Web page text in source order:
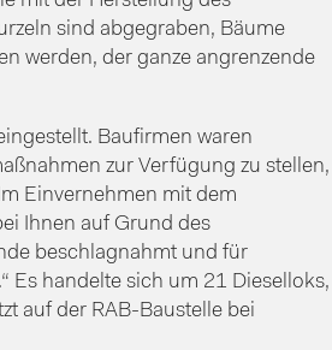
sind abgegraben, Bäume
werden, der ganze angrenzende
Baufirmen waren
zur Verfügung zu stellen,
Einvernehmen mit dem
Ihnen auf Grund des
beschlagnahmt und für
Es handelte sich um 21 Dieselloks,
auf der RAB-Baustelle bei